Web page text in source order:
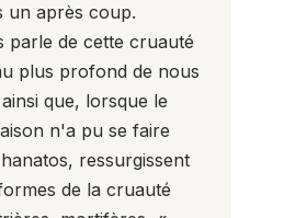
un après coup.
parle de cette cruauté
plus profond de nous
que, lorsque le
n'a pu se faire
ressurgissent
de la cruauté